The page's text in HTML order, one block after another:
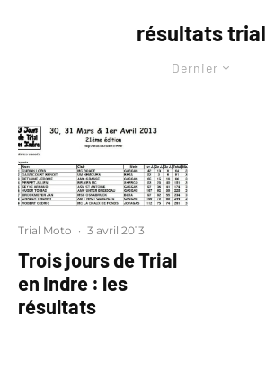
résultats trial
Dernier
Trial Moto · 3 avril 2013
Trois jours de Trial
en Indre : les
résultats